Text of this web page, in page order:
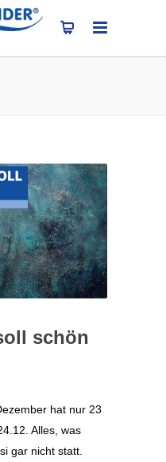
schön
hat nur 23
Alles, was
gar nicht statt.